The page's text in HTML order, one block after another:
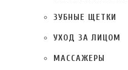
ЗУБНЫЕ ЩЕТКИ
УХОД ЗА ЛИЦОМ
МАССАЖЕРЫ